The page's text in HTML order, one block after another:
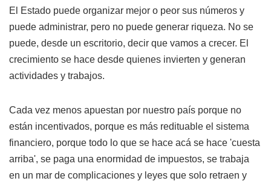
El Estado puede organizar mejor o peor sus números y
puede administrar, pero no puede generar riqueza. No se
puede, desde un escritorio, decir que vamos a crecer. El
crecimiento se hace desde quienes invierten y generan
actividades y trabajos.
Cada vez menos apuestan por nuestro país porque no
están incentivados, porque es más redituable el sistema
financiero, porque todo lo que se hace acá se hace 'cuesta
arriba', se paga una enormidad de impuestos, se trabaja
en un mar de complicaciones y leyes que solo retraen y